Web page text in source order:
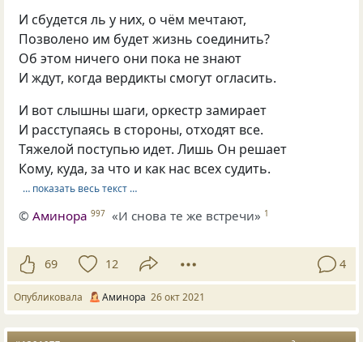
И сбудется ль у них, о чём мечтают,
Позволено им будет жизнь соединить?
Об этом ничего они пока не знают
И ждут, когда вердикты смогут огласить.
И вот слышны шаги, оркестр замирает
И расступаясь в стороны, отходят все.
Тяжелой поступью идет. Лишь Он решает
Кому, куда, за что и как нас всех судить.
… показать весь текст …
©Аминора 997 «И снова те же встречи» 1
69 12 4
Опубликовала Аминора 26 окт 2021